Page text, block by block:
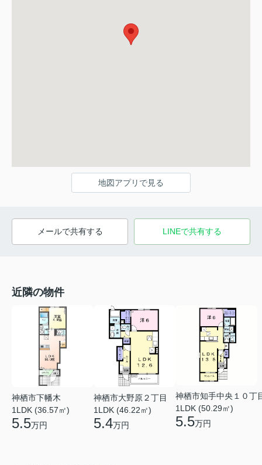
地図アプリで見る
メールで共有する LINEで共有する
近隣の物件
神栖市下幡木
1LDK (36.57㎡)
5.5万円
神栖市大野原２丁目
1LDK (46.22㎡)
5.4万円
神栖市知手中央１０丁
1LDK (50.29㎡)
5.5万円